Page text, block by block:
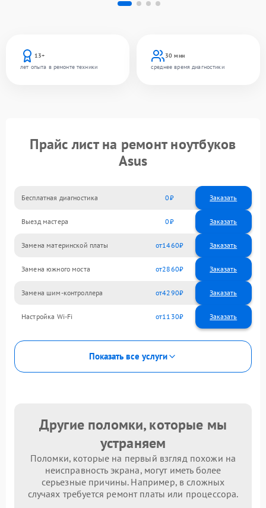
13+
лет опыта в ремонте техники
30 мин
среднее время диагностики
Прайс лист на ремонт ноутбуков
Asus
Бесплатная диагностика 0 Заказать
Выезд мастера 0 Заказать
Замена материнской платы 1460
Замена южного моста 2860
Замена шим-контроллера 4290
Настройка Wi-Fi 1130
Показать все услуги
Другие поломки, которые мы
устраняем
Поломки, которые на первый взгляд похожи на
неисправность экрана, могут иметь более
серьезные причины. Например, в сложных
случаях требуется ремонт платы или процессора.